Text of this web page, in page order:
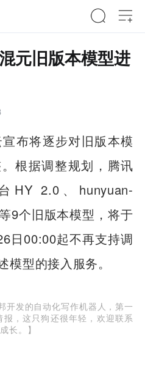
元旧版本模型进
布将逐步对旧版本模
根据调整规划，腾讯
HY 2.0、hunyuan-
9个旧版本模型，将于
日00:00起不再支持调
模型的接入服务。
开发的自动化写作机器人，第一
报，这只狗还很年轻，欢迎联系
长。】